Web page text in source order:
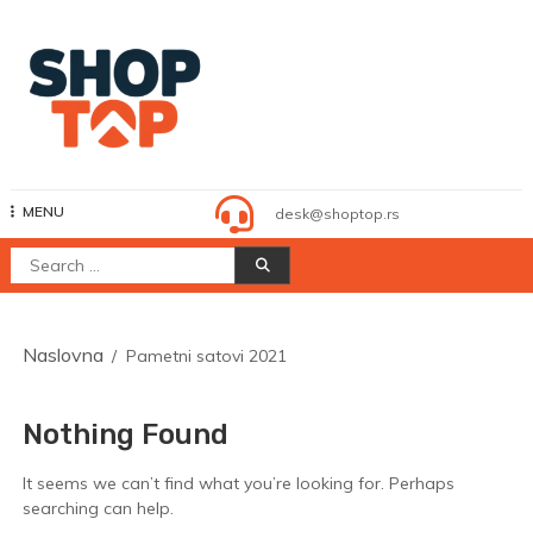
content
MENU desk@shoptop.rs
Search
for:
Naslovna Pametni satovi 2021
Nothing Found
It seems we can’t find what you’re looking for. Perhaps
searching can help.